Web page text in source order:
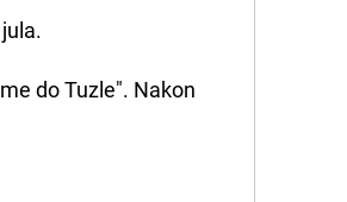
do Tuzle". Nakon